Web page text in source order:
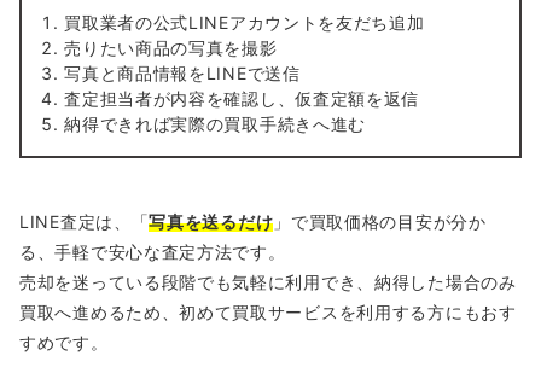
買取業者の公式LINEアカウントを友だち追加
売りたい商品の写真を撮影
写真と商品情報をLINEで送信
査定担当者が内容を確認し、仮査定額を返信
納得できれば実際の買取手続きへ進む
LINE査定は、「写真を送るだけ 」で買取価格の目安が分か
る、手軽で安心な査定方法です。
売却を迷っている段階でも気軽に利用でき、納得した場合のみ
買取へ進めるため、初めて買取サービスを利用する方にもおす
すめです。